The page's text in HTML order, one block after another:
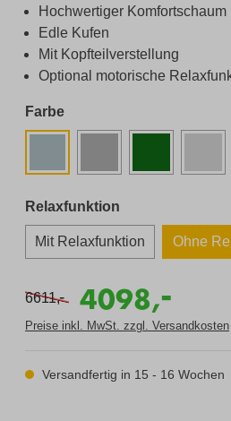
Hochwertiger Komfortschaum
Edle Kufen
Mit Kopfteilverstellung
Optional motorische
Farbe
Relaxfunktion
Mit Relaxfunktion Ohne
6611,- 4098,
-
Preise inkl. MwSt. zzgl. Versandkosten
Versandfertig in 15 - 16 Wochen